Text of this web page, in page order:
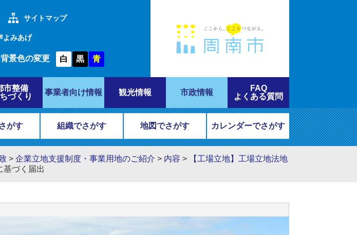
サイトマップ
よみあげ
背景色の変更 白 黒 青
市整備
づくり
事業者向け情報 観光情報 市政情報
FAQ
よくある質問
がす 組織でさがす 地図でさがす カレンダーでさがす
> 企業立地支援制度・事業用地のご紹介 > 内容 >
【工場立地】工場立地法地
基づく届出